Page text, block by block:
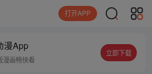
打开APP
漫App
漫画畅快看
立即下载